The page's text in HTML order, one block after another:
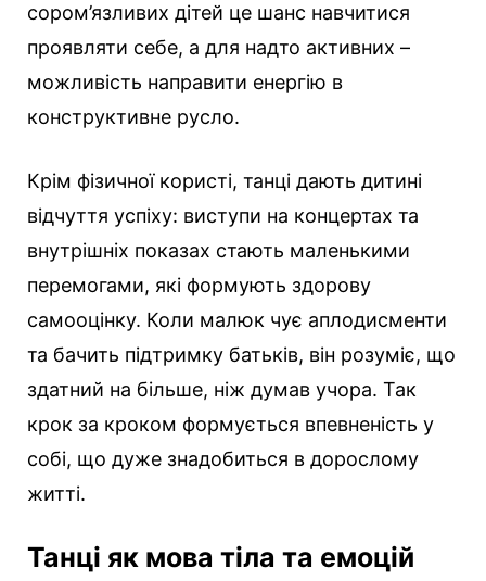
сором’язливих дітей це шанс навчитися
проявляти себе, а для надто активних –
можливість направити енергію в
конструктивне русло.
Крім фізичної користі, танці дають дитині
відчуття успіху: виступи на концертах та
внутрішніх показах стають маленькими
перемогами, які формують здорову
самооцінку. Коли малюк чує аплодисменти
та бачить підтримку батьків, він розуміє, що
здатний на більше, ніж думав учора. Так
крок за кроком формується впевненість у
собі, що дуже знадобиться в дорослому
житті.
Танці як мова тіла та емоцій